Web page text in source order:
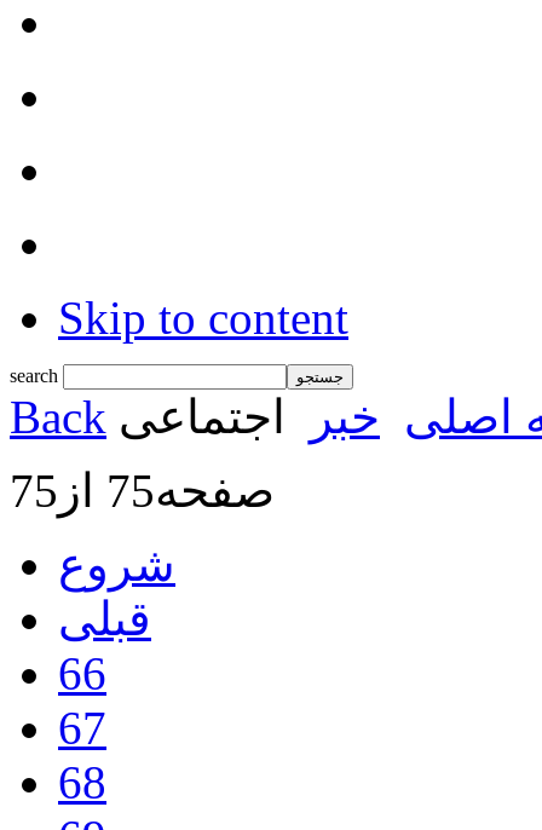
Skip to content
search
Back اصلی خبر
اجتماعی
صفحه75 از75
شروع
قبلی
66
67
68